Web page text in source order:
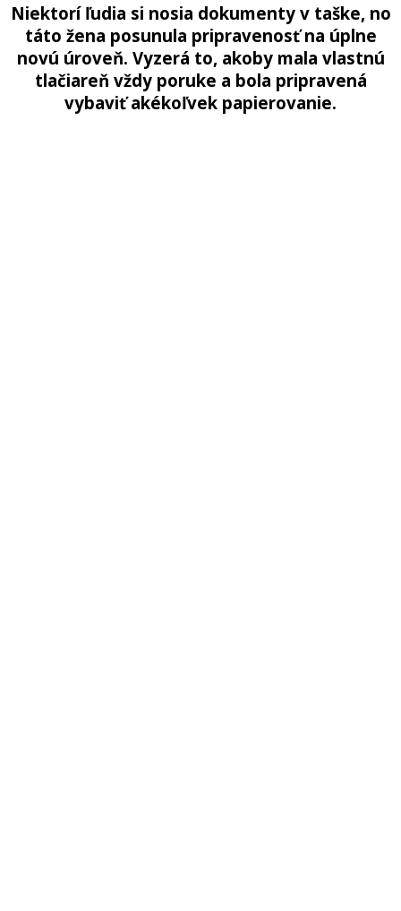
Niektorí ľudia si nosia dokumenty v taške, no
táto žena posunula pripravenosť na úplne
novú úroveň. Vyzerá to, akoby mala vlastnú
tlačiareň vždy poruke a bola pripravená
vybaviť akékoľvek papierovanie.